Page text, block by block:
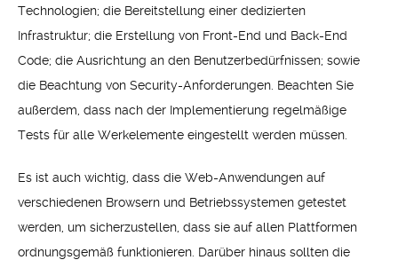
Technologien; die Bereitstellung einer dedizierten
Infrastruktur; die Erstellung von Front-End und Back-End
Code; die Ausrichtung an den Benutzerbedürfnissen; sowie
die Beachtung von Security-Anforderungen. Beachten Sie
außerdem, dass nach der Implementierung regelmäßige
Tests für alle Werkelemente eingestellt werden müssen.
Es ist auch wichtig, dass die Web-Anwendungen auf
verschiedenen Browsern und Betriebssystemen getestet
werden, um sicherzustellen, dass sie auf allen Plattformen
ordnungsgemäß funktionieren. Darüber hinaus sollten die